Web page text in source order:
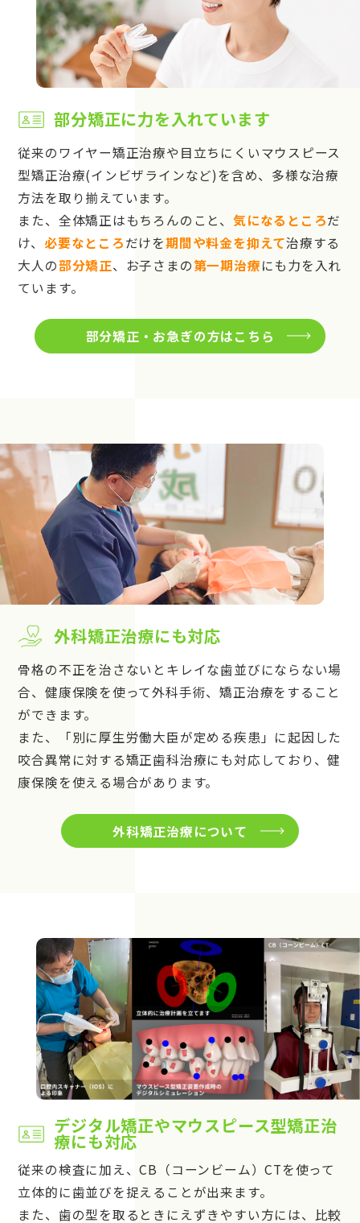
部分矯正に力を入れています
従来のワイヤー矯正治療や目立ちにくいマウスピース
型矯正治療(インビザラインなど)を含め、多様な治療
方法を取り揃えています。
また、全体矯正はもちろんのこと、 気になるところだ
け、 必要なところだけを期間や料金を抑えて治療する
大人の部分矯正、お子さまの第一期治療にも力を入れ
ています。
部分矯正・お急ぎの方はこちら
外科矯正治療にも対応
骨格の不正を治さないとキレイな歯並びにならない場
合、健康保険を使って外科手術、矯正治療をすること
ができます。
また、「別に厚生労働大臣が定める疾患」に起因した
咬合異常に対する矯正歯科治療にも対応しており、健
康保険を使える場合があります。
外科矯正治療について
デジタル矯正やマウスピース型矯正治
療にも対応
従来の検査に加え、CB（コーンビーム）CTを使って
立体的に歯並びを捉えることが出来ます。
また、歯の型を取るときにえずきやすい方には、比較